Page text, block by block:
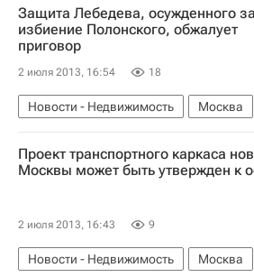
Защита Лебедева, осужденного за
избиение Полонского, обжалует
приговор
2 июля 2013, 16:54 18
Новости - Недвижимость Москва
Сергей Полонский
Александр
Россия
Проект транспортного каркаса
Москвы может быть утвержден к
2 июля 2013, 16:43 9
Новости - Недвижимость
Москва